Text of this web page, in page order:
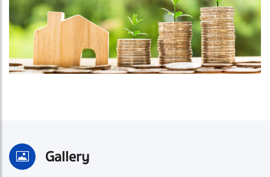
Gallery